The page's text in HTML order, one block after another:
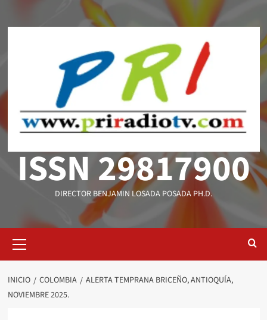
ISSN 29817900
DIRECTOR BENJAMIN LOSADA POSADA PH.D.
primario
INICIO COLOMBIA
ALERTA TEMPRANA BRICEÑO, ANTIOQUÍA,
NOVIEMBRE 2025.